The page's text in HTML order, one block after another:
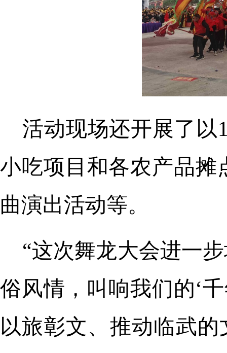
活动现场还开展了以
小吃项目和各农产品摊
曲演出活动等。
“这次舞龙大会进一
俗风情，叫响我们的‘
以旅彰文、推动临武